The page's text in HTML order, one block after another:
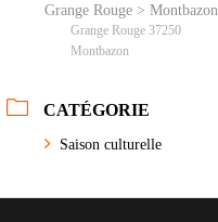
Grange Rouge > Montbazon
Grange Rouge 37250
Montbazon
CATÉGORIE
Saison culturelle